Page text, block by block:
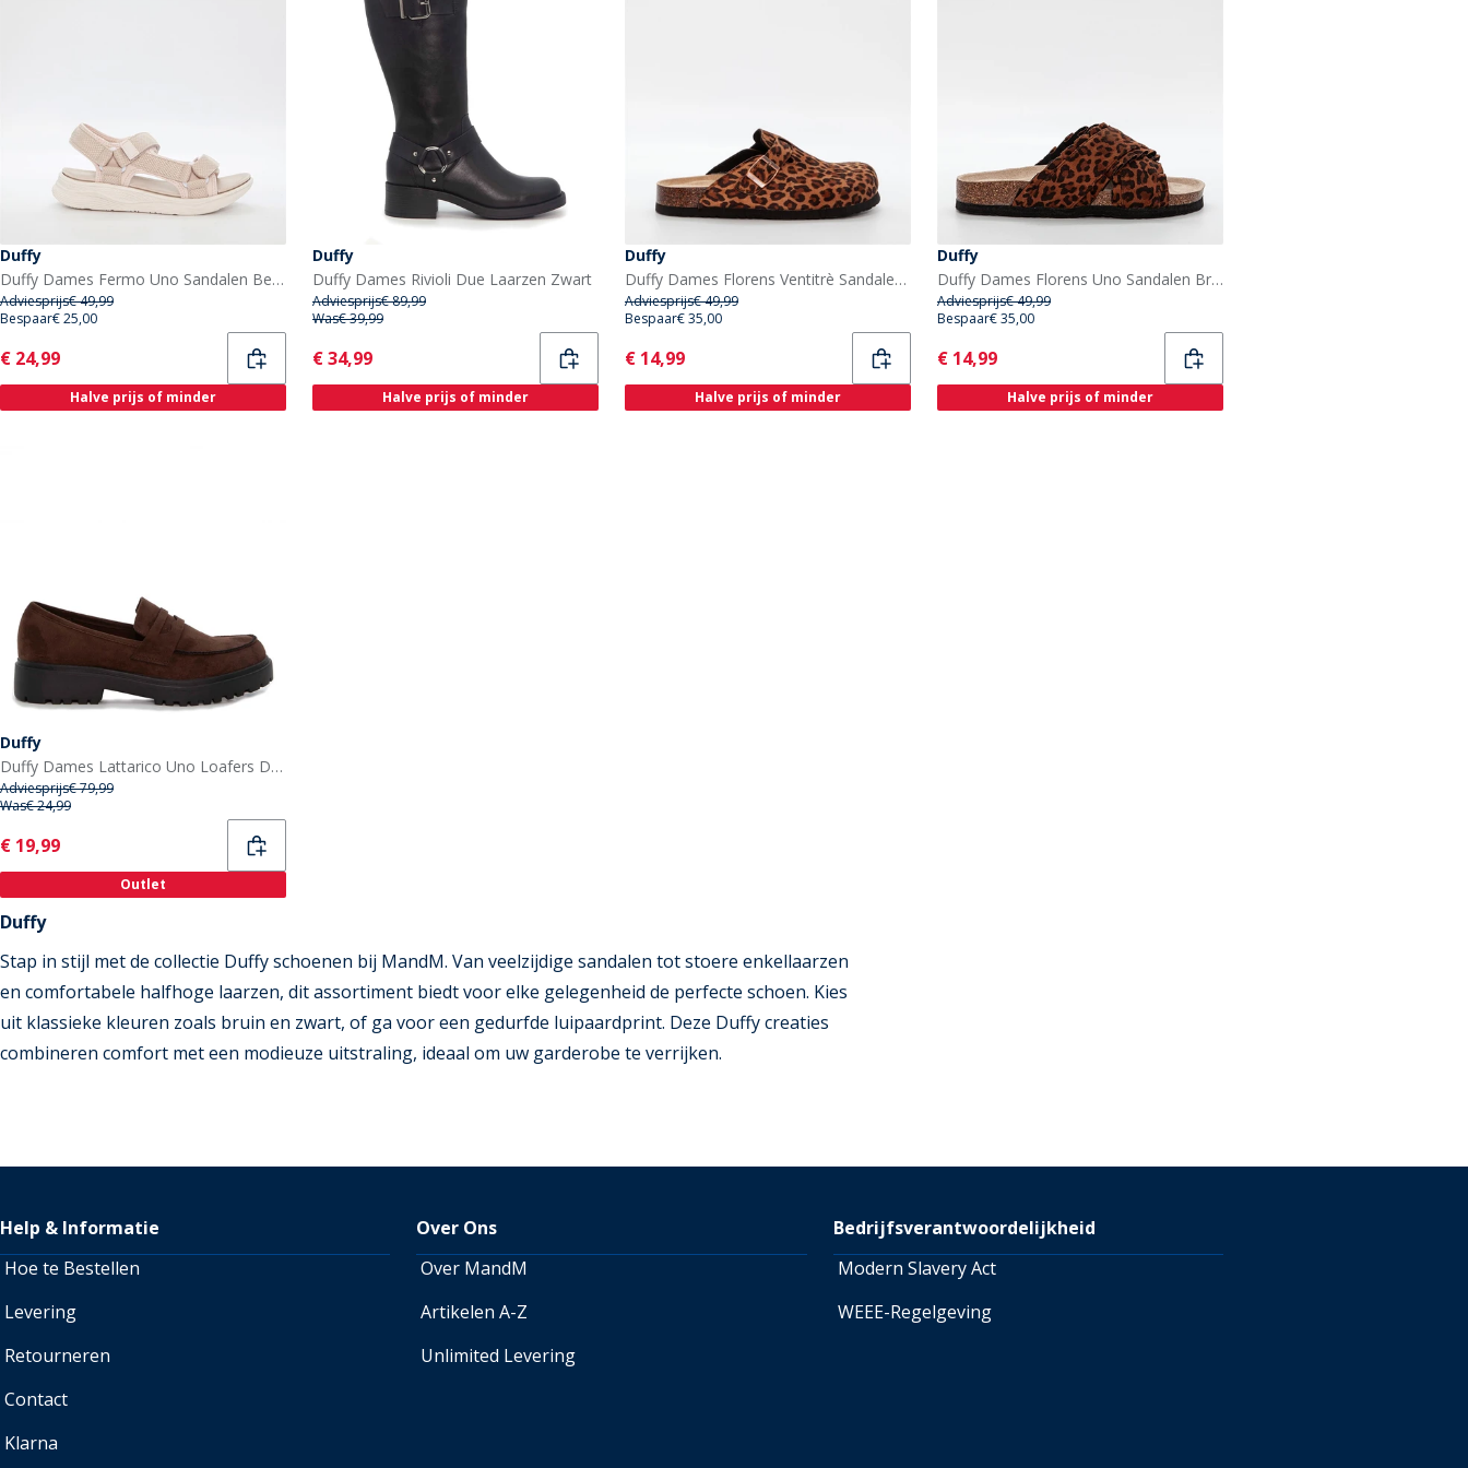
Duffy
Duffy Dames Fermo Uno Sandalen Beige
Adviesprijs€ 49,99
Bespaar€ 25,00
Current
€ 24,99
Halve prijs of minder
Duffy
Duffy Dames Rivioli Due Laarzen Zwart
Adviesprijs€ 89,99
Was€ 39,99
Current
€ 34,99
Halve prijs of minder
Duffy
Duffy Dames Florens Ventitrè Sandalen Bruin/Multi
Adviesprijs€ 49,99
Bespaar€ 35,00
Current
€ 14,99
Halve prijs of minder
Duffy
Duffy Dames Florens Uno Sandalen Bruin/Multi
Adviesprijs€ 49,99
Bespaar€ 35,00
Current
€ 14,99
Halve prijs of minder
Duffy
Duffy Dames Lattarico Uno Loafers Donker Bruin
Adviesprijs€ 79,99
Was€ 24,99
Current
€ 19,99
Outlet
Duffy
Stap in stijl met de collectie Duffy schoenen bij MandM. Van veelzijdige sandalen tot stoere enkellaarzen
en comfortabele halfhoge laarzen, dit assortiment biedt voor elke gelegenheid de perfecte schoen. Kies
uit klassieke kleuren zoals bruin en zwart, of ga voor een gedurfde luipaardprint. Deze Duffy creaties
combineren comfort met een modieuze uitstraling, ideaal om uw garderobe te verrijken.
Help & Informatie
Hoe te Bestellen
Levering
Retourneren
Contact
Klarna
Over Ons
Over MandM
Artikelen A-Z
Unlimited Levering
Bedrijfsverantwoordelijkheid
Modern Slavery Act
WEEE-Regelgeving